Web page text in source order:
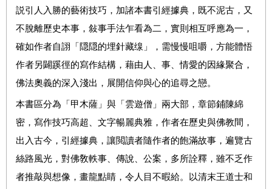
説引人入勝的藝術技巧，加諸本書引經據典，既不泥古，又
不脫離歷史本事，敍事手法乍看為二，實則相互呼應為一，
確如作者自詡「隠隠的埋針藏缐」，需慢慢咀嚼，方能體悟
作者另闢蹊徑的寫作結構，藉由人、事、情愛的因緣聚合，
佛法奧義的深入淺出，展開信仰與心的追尋之戀。
本書區分為「甲木薩」與「雲遊僧」兩大部，章節鋪陳綿
密，寫作技巧高超、文字暢麗典雅，作者在歷史與佛教間，
出入古今，引經據典，讓閲讀者隨作者的飽滿故事，遍覽古
絲路風光，對佛敎軼事、傳說、公案，多所詮釋，雖不乏作
者推敲與想像，畫龍點睛，令人目不暇給。以清末王道士和